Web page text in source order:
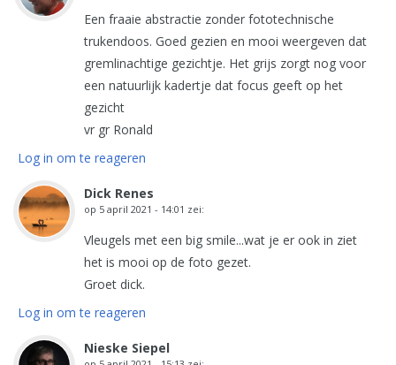
Een fraaie abstractie zonder fototechnische
trukendoos. Goed gezien en mooi weergeven dat
gremlinachtige gezichtje. Het grijs zorgt nog voor
een natuurlijk kadertje dat focus geeft op het
gezicht
vr gr Ronald
Log in om te reageren
Dick Renes
op 5 april 2021 - 14:01 zei:
Vleugels met een big smile...wat je er ook in ziet
het is mooi op de foto gezet.
Groet dick.
Log in om te reageren
Nieske Siepel